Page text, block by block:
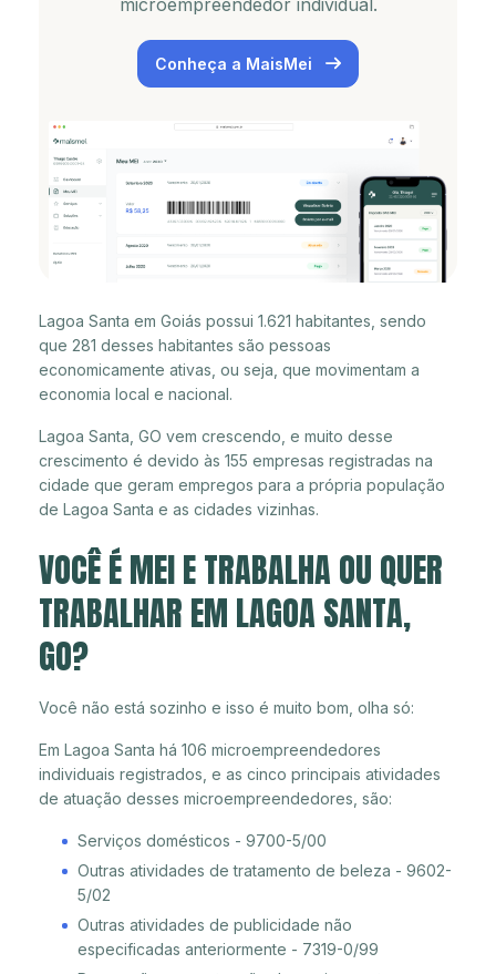
microempreendedor individual.
Conheça a MaisMei
Lagoa Santa em Goiás possui 1.621 habitantes, sendo
que 281 desses habitantes são pessoas
economicamente ativas, ou seja, que movimentam a
economia local e nacional.
Lagoa Santa, GO vem crescendo, e muito desse
crescimento é devido às 155 empresas registradas na
cidade que geram empregos para a própria população
de Lagoa Santa e as cidades vizinhas.
VOCÊ É MEI E TRABALHA OU QUER
TRABALHAR EM LAGOA SANTA,
GO?
Você não está sozinho e isso é muito bom, olha só:
Em Lagoa Santa há 106 microempreendedores
individuais registrados, e as cinco principais atividades
de atuação desses microempreendedores, são:
Serviços domésticos - 9700-5/00
Outras atividades de tratamento de beleza - 9602-
5/02
Outras atividades de publicidade não
especificadas anteriormente - 7319-0/99